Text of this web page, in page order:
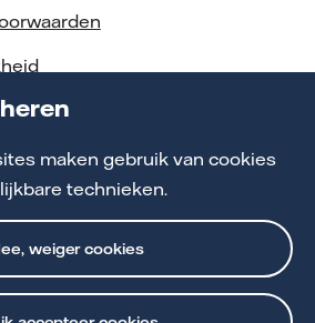
maken gebruik van cookies
technieken.
weiger cookies